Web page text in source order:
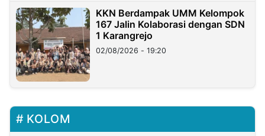
KKN Berdampak UMM Kelompok
167 Jalin Kolaborasi dengan SDN
1 Karangrejo
02/08/2026 - 19:20
KOLOM